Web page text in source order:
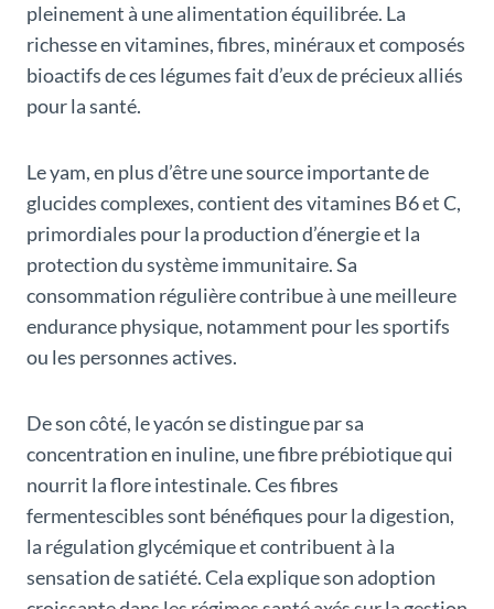
pleinement à une alimentation équilibrée. La
richesse en vitamines, fibres, minéraux et composés
bioactifs de ces légumes fait d’eux de précieux alliés
pour la santé.
Le yam, en plus d’être une source importante de
glucides complexes, contient des vitamines B6 et C,
primordiales pour la production d’énergie et la
protection du système immunitaire. Sa
consommation régulière contribue à une meilleure
endurance physique, notamment pour les sportifs
ou les personnes actives.
De son côté, le yacón se distingue par sa
concentration en inuline, une fibre prébiotique qui
nourrit la flore intestinale. Ces fibres
fermentescibles sont bénéfiques pour la digestion,
la régulation glycémique et contribuent à la
sensation de satiété. Cela explique son adoption